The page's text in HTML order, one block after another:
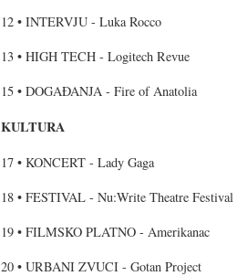
12 • INTERVJU - Luka Rocco
13 • HIGH TECH - Logitech Revue
15 • DOGAĐANJA - Fire of Anatolia
KULTURA
17 • KONCERT - Lady Gaga
18 • FESTIVAL - Nu:Write Theatre Festival
19 • FILMSKO PLATNO - Amerikanac
20 • URBANI ZVUCI - Gotan Project